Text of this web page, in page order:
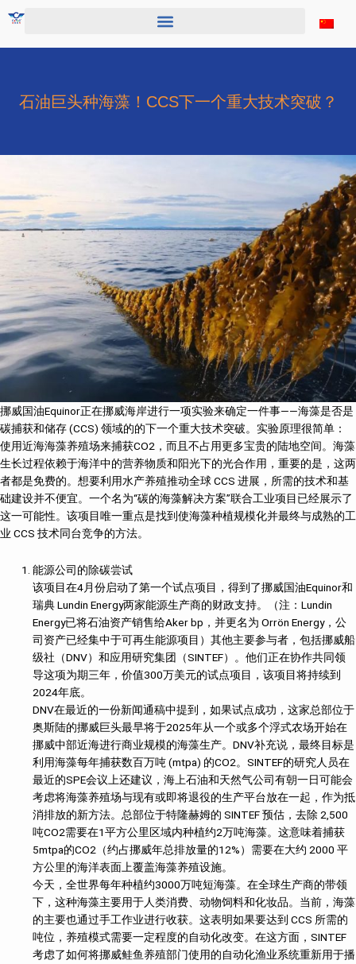
石油巨头种海藻！CCS下一个重大技术突破？
挪威国油Equinor正在挪威海岸进行一项实验来确定一件事——海藻是否是
碳捕获和储存 (CCS) 领域的的下一个重大技术突破。实验原理很简单：
使用近海海藻养殖场来捕获CO2，而且不占用更多宝贵的陆地空间。海藻
生长过程依赖于海洋中的营养物质和阳光下的光合作用，重要的是，这两
者都是免费的。想要利用水产养殖推动全球 CCS 进展，所需的技术和基
础建设并不便宜。一个名为“碳的海藻解决方案”联合工业项目已经展示了
这一可能性。该项目唯一重点是找到使海藻种植规模化并最终与成熟的工
业 CCS 技术同台竞争的方法。
能源公司的除碳尝试
该项目在4月份启动了第一个试点项目，得到了挪威国油Equinor和
瑞典 Lundin Energy两家能源生产商的财政支持。（注：Lundin
Energy已将石油资产销售给Aker bp，并更名为 Orrön Energy，公
司资产已经集中于可再生能源项目）其他主要参与者，包括挪威船
级社（DNV）和应用研究集团（SINTEF）。他们正在协作共同领
导这项为期三年，价值300万美元的试点项目，该项目将持续到
2024年底。
DNV在最近的一份新闻通稿中提到，如果试点成功，这家总部位于
奥斯陆的挪威巨头最早将于2025年从一个或多个浮式农场开始在
挪威中部近海进行商业规模的海藻生产。DNV补充说，最终目标是
利用海藻每年捕获数百万吨 (mtpa) 的CO2。SINTEF的研究人员在
最近的SPE会议上还建议，海上石油和天然气公司有朝一日可能会
考虑将海藻养殖场与现有或即将退役的生产平台放在一起，作为抵
消排放的新方法。总部位于特隆赫姆的 SINTEF 预估，去除 2,500
吨CO2需要在1平方公里区域内种植约2万吨海藻。这意味着捕获
5mtpa的CO2（约占挪威年总排放量的12%）需要在大约 2000 平
方公里的海洋表面上覆盖海藻养殖设施。
今天，全世界每年种植约3000万吨短海藻。在全球生产商的带领
下，这种海藻主要用于人类消费、动物饲料和化妆品。当前，海藻
的主要也通过手工作业进行收获。这表明如果要达到 CCS 所需的
吨位，养殖模式需要一定程度的自动化改变。在这方面，SINTEF
考虑了如何将挪威鲑鱼养殖部门使用的自动化渔业系统重新用于播